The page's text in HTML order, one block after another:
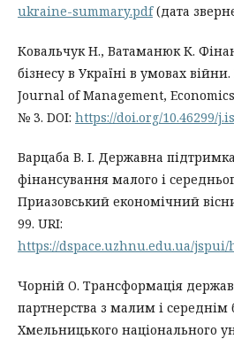
ukraine-summary.pdf(дата
Ковальчук Н., Ватаманюк К.
бізнесу в Україні в умовах
Journal of Management,
№ 3. DOI: https://doi.org/10.46299/
Варцаба В. І. Державна
фінансування малого і
Приазовський економічний
99. URI:
https://dspace.uzhnu.edu.ua/jspui/
Чорній О. Трансформація
партнерства з малим і середнім
Хмельницького національного